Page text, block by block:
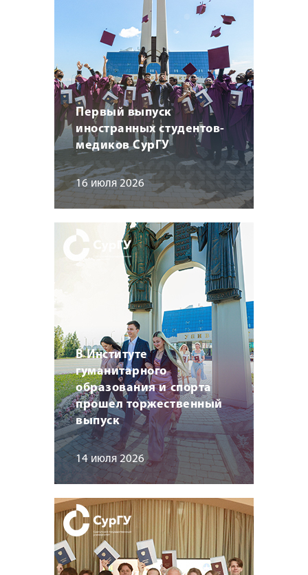
Первый выпуск
иностранных студентов-
медиков СурГУ
16 июля 2026
В Институте
гуманитарного
образования и спорта
прошел торжественный
выпуск
14 июля 2026